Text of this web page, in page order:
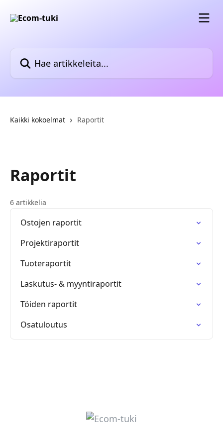
Kaikki kokoelmat Raportit
Raportit
6 artikkelia
Ostojen raportit
Projektiraportit
Tuoteraportit
Laskutus- & myyntiraportit
Töiden raportit
Osatuloutus